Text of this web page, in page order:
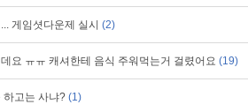
게임셧다운제 실시 (2)
요 ㅠㅠ 캐셔한테 음식 주워먹는거 걸렸어요 (19)
하고는 사냐? (1)